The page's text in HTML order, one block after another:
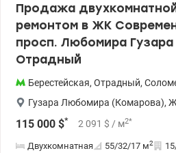
Продажа
ремонтом в ЖК
просп. Любомира Гузара
Отрадный
Берестейская, Отрадный,
Гузара Любомира (Комарова),
115 000 $* 2 091 $ / м2*
Двухкомнатная 55/32/17 м2